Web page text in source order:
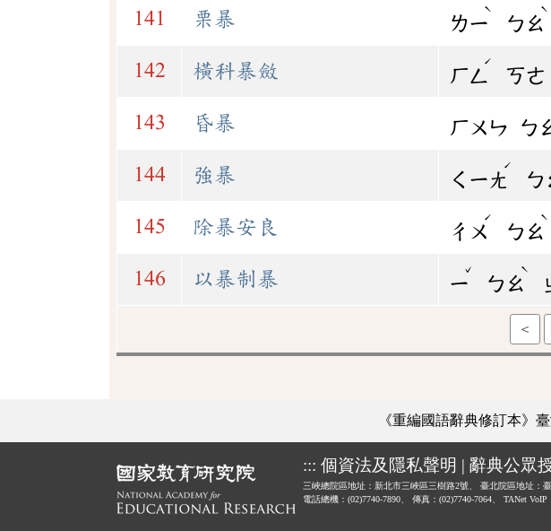
141 栗暴 ㄌㄧ
ˋ
ㄅㄠ
ˋ
142 橫科暴斂 ㄏㄥ
ˊ
ㄎㄜ
143 昏暴 ㄏㄨㄣ ㄅ
144 強暴 ㄑㄧㄤ
ˊ
ㄅ
145 除暴安良 ㄔㄨ
ˊ
ㄅㄠ
ˋ
146 以暴制暴 ㄧ
ˇ
ㄅㄠ
ˋ
＜
《重編國語辭典修訂本》
::: 個資法及隱私聲明 | 辭典公眾
三峽總院區地址：新北市三峽區三樹路2號、 臺北院區地址：
電話總機：(02)7740-7890、
傳真：(02)7740-7064、 TANet VoIP